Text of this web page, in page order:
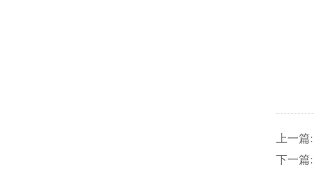
上一篇:
下一篇: